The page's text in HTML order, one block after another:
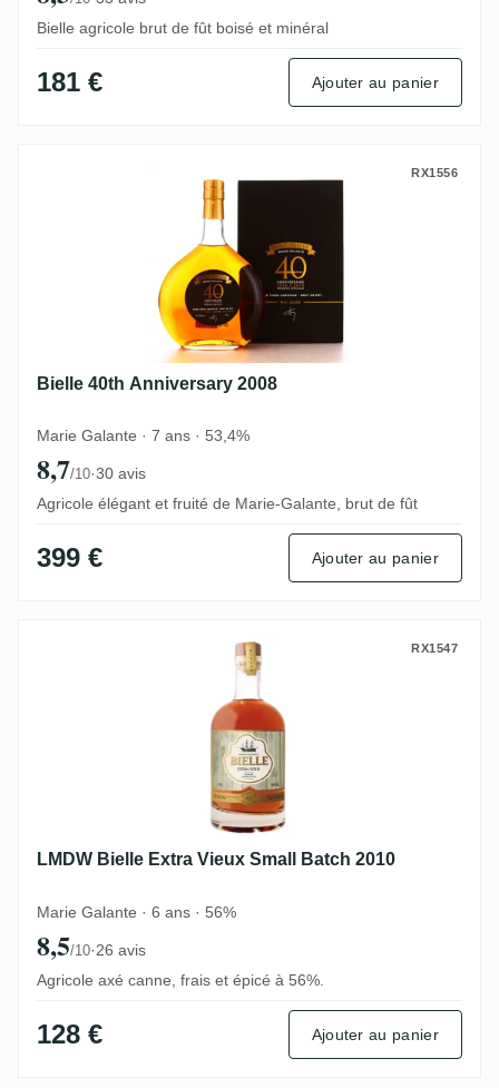
Bielle agricole brut de fût boisé et minéral
181 € Ajouter au panier
Bielle 40th Anniversary 2008 RX1556
Bielle 40th Anniversary 2008
Marie Galante · 7 ans · 53,4%
8,7/10·30 avis
Agricole élégant et fruité de Marie-Galante, brut de fût
399 € Ajouter au panier
LMDW Bielle Extra Vieux Small Batch
RX1547
LMDW Bielle Extra Vieux Small Batch 2010
Marie Galante · 6 ans · 56%
8,5/10·26 avis
Agricole axé canne, frais et épicé à 56%.
128 € Ajouter au panier